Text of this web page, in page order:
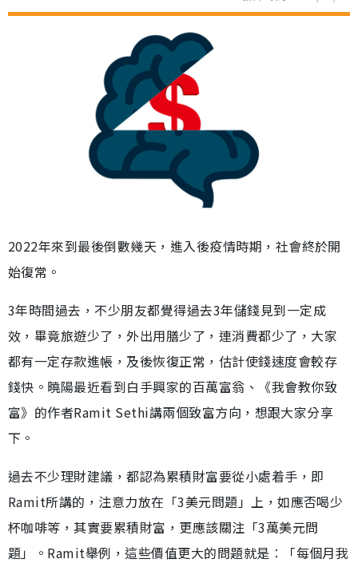
2022年來到最後倒數幾天，進入後疫情時期，社會終於開
始復常。
3年時間過去，不少朋友都覺得過去3年儲錢見到一定成
效，畢竟旅遊少了，外出用膳少了，連消費都少了，大家
都有一定存款進帳，及後恢復正常，估計使錢速度會較存
錢快。曉陽最近看到白手興家的百萬富翁、《我會教你致
富》的作者Ramit Sethi講兩個致富方向，想跟大家分享
下。
過去不少理財建議，都認為累積財富要從小處着手，即
Ramit所講的，注意力放在「3美元問題」上，如應否喝少
杯咖啡等，其實要累積財富，更應該關注「3萬美元問
題」。Ramit舉例，這些價值更大的問題就是︰「每個月我